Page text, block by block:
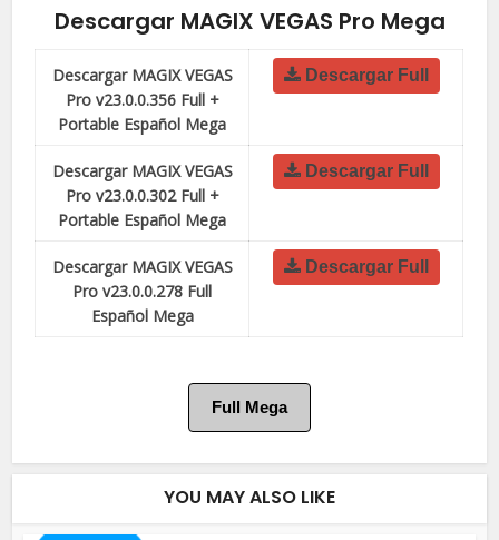
Descargar MAGIX VEGAS Pro Mega
Descargar MAGIX VEGAS
Pro v23.0.0.356 Full +
Portable Español Mega
Descargar Full
Descargar MAGIX VEGAS
Pro v23.0.0.302 Full +
Portable Español Mega
Descargar Full
Descargar MAGIX VEGAS
Pro v23.0.0.278 Full
Español Mega
Descargar Full
Full Mega
YOU MAY ALSO LIKE